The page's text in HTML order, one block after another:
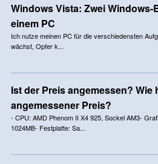
Windows Vista: Zwei
einem PC
Ich nutze meinen PC für die verschiedensten
wächst, Opfer k...
Ist der Preis angemessen? Wie
angemessener Preis?
- CPU: AMD Phenom II X4 925, Sockel AM3-
1024MB- Festplatte: Sa...